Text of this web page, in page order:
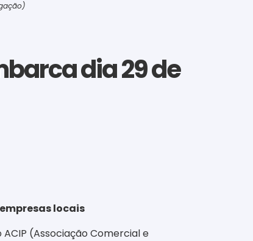
dia 29 de
locais
(Associação Comercial e